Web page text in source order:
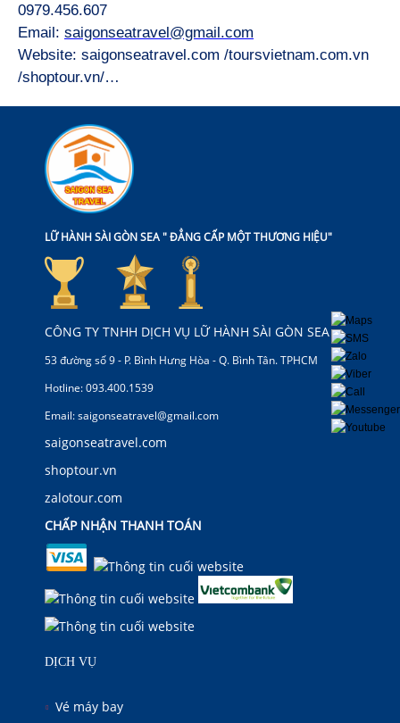
0979.456.607
Email: saigonseatravel@gmail.com
Website: saigonseatravel.com /toursvietnam.com.vn
/shoptour.vn/…
LỮ HÀNH SÀI GÒN SEA " ĐẲNG CẤP MỘT THƯƠNG HIỆU"
CÔNG TY TNHH DỊCH VỤ LỮ HÀNH SÀI GÒN SEA
53 đường số 9 - P. Bình Hưng Hòa - Q. Bình Tân. TPHCM
Hotline: 093.400.1539
Email: saigonseatravel@gmail.com
saigonseatravel.com
shoptour.vn
zalotour.com
CHẤP NHẬN THANH TOÁN
DỊCH VỤ
Vé máy bay